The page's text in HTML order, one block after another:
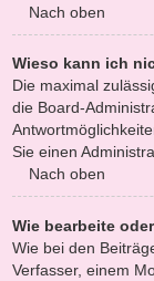
Nach oben
Wieso kann ich
Die maximal
die Board-
Sie einen
Nach oben
Wie bearbeite
Wie bei den
Verfasser, einem